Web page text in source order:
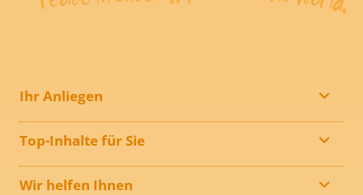
Ihr Anliegen
Top-Inhalte für Sie
Wir helfen Ihnen